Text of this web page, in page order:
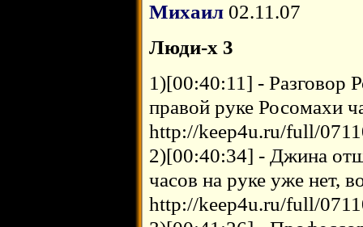
Михаил 02.11.07
Люди-х 3
1)[00:40:11] -
правой руке Росомахи
http://keep4u.ru/full/
2)[00:40:34] - Джина
часов на руке уже нет,
http://keep4u.ru/full/